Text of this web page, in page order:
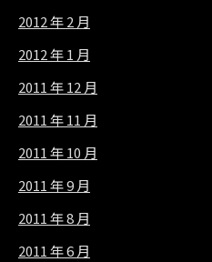
2012 年 2 月
2012 年 1 月
2011 年 12 月
2011 年 11 月
2011 年 10 月
2011 年 9 月
2011 年 8 月
2011 年 6 月